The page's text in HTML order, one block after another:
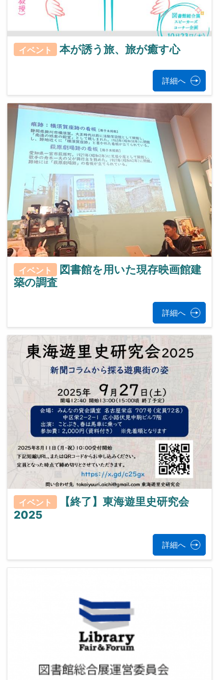
イベント 本が誘う旅、旅が癒す心
詳細へ
イベント
図書館を用いた現存映画館建
築の調査
詳細へ
イベント
【終了】東海遊里史研究会
2025
詳細へ